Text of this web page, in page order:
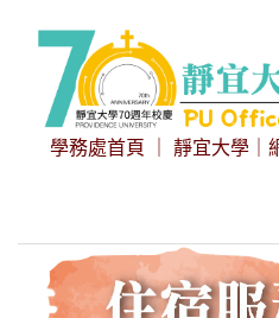
學務處首頁 靜宜大學